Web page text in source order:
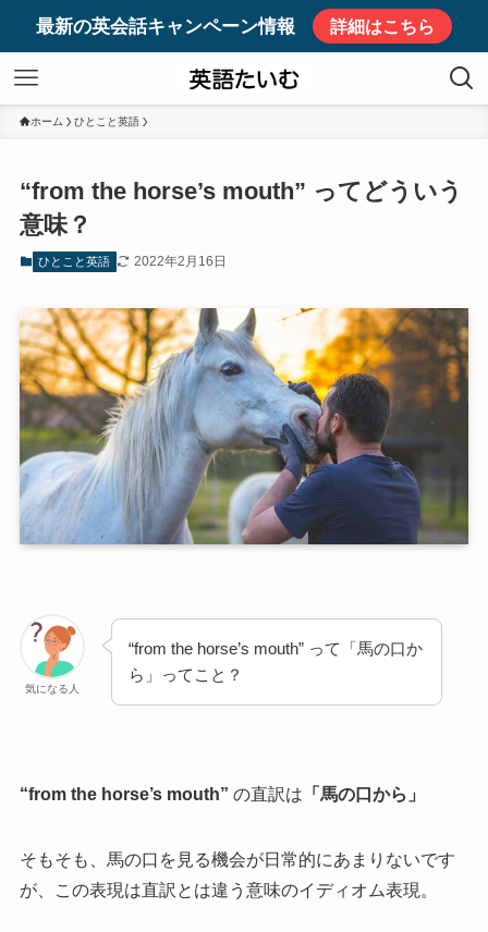
最新の英会話キャンペーン情報 詳細はこちら
ホーム ひとこと英語
“from the horse’s mouth” ってどういう
意味？
ひとこと英語 2022年2月16日
気になる人
“from the horse’s mouth” って「馬の口か
ら」ってこと？
“from the horse’s mouth” の直訳は 「馬の口から」
そもそも、馬の口を見る機会が日常的にあまりないです
が、この表現は直訳とは違う意味のイディオム表現。